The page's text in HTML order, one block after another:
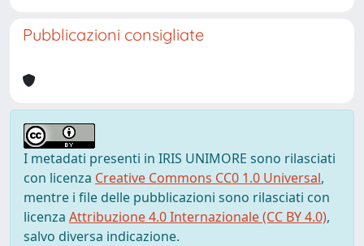
Pubblicazioni consigliate
I metadati presenti in IRIS UNIMORE sono rilasciati
con licenza Creative Commons CC0 1.0 Universal,
mentre i file delle pubblicazioni sono rilasciati con
licenza Attribuzione 4.0 Internazionale (CC BY 4.0),
salvo diversa indicazione.